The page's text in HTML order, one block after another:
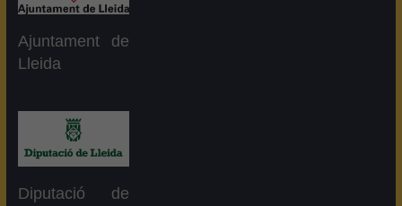
Ajuntament de
Lleida
Diputació de